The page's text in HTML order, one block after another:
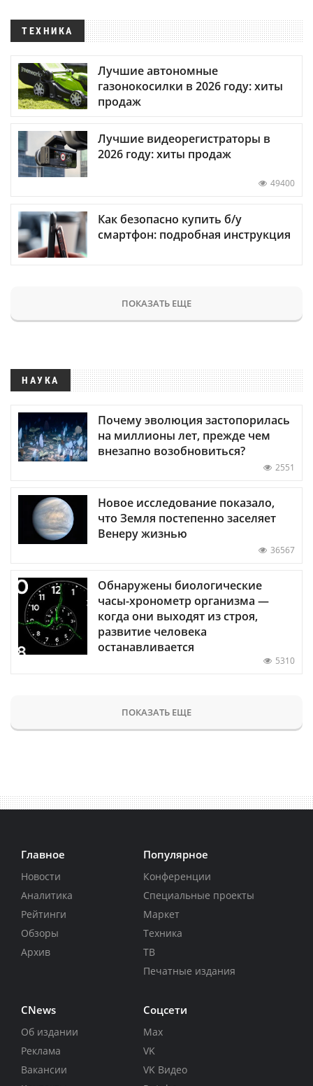
ТЕХНИКА
Лучшие автономные
газонокосилки в 2026 году: хиты
продаж
Лучшие видеорегистраторы в
2026 году: хиты продаж
49400
Как безопасно купить б/у
смартфон: подробная инструкция
ПОКАЗАТЬ ЕЩЕ
НАУКА
Почему эволюция застопорилась
на миллионы лет, прежде чем
внезапно возобновиться?
2551
Новое исследование показало,
что Земля постепенно заселяет
Венеру жизнью
36567
Обнаружены биологические
часы-хронометр организма —
когда они выходят из строя,
развитие человека
останавливается
5310
ПОКАЗАТЬ ЕЩЕ
Главное
Новости
Аналитика
Рейтинги
Обзоры
Архив
Популярное
Конференции
Специальные проекты
Маркет
Техника
ТВ
Печатные издания
CNews
Об издании
Реклама
Вакансии
Соцсети
Max
VK
VK Видео